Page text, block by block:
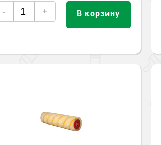
- + В корзину